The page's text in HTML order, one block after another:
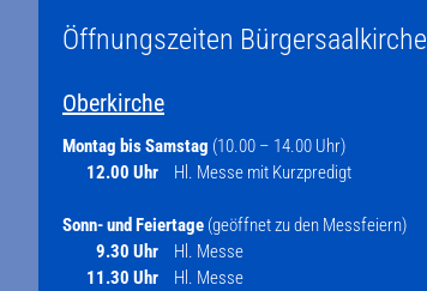
Öffnungszeiten Bürgersaalkirche
Oberkirche
Montag bis Samstag (10.00 – 14.00 Uhr)
12.00 Uhr
Hl. Messe mit Kurzpredigt
Sonn- und Feiertage (geöffnet zu den Messfeiern)
9.30 Uhr
Hl. Messe
11.30 Uhr
Hl. Messe